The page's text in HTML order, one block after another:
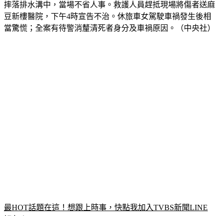
摔落排水溝中，當場不省人事。救護人員趕抵現場將傷者送麻
豆新樓醫院，下午4時宣告不治。休旅車女駕駛車禍發生後相
當驚慌；全案有待警消釐清死者身分及車禍原因。（中央社）
最HOT話題在這！想跟上時事，快點我加入TVBS新聞LINE